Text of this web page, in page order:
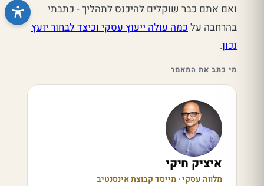
ואם אתם כבר שוקלים להיכנס לתהליך - כתבתי
בהרחבה על כמה עולה ייעוץ עסקי וכיצד לבחור יועץ
נכון.
מי כתב את המאמר
איציק חיקי
מלווה עסקי · מייסד קבוצת אינסנטיב